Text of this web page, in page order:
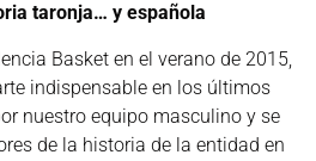
taronja… y española
Basket en el verano de 2015,
indispensable en los últimos
nuestro equipo masculino y se
de la historia de la entidad en